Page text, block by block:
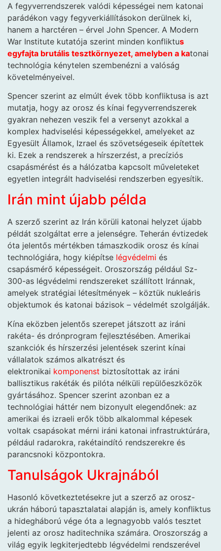
A fegyverrendszerek valódi képességei nem katonai
parádékon vagy fegyverkiállításokon derülnek ki,
hanem a harctéren – érvel John Spencer. A Modern
War Institute kutatója szerint minden konfliktus
egyfajta brutális tesztkörnyezet, amelyben a katonai
technológia kénytelen szembenézni a valóság
követelményeivel.
Spencer szerint az elmúlt évek több konfliktusa is azt
mutatja, hogy az orosz és kínai fegyverrendszerek
gyakran nehezen veszik fel a versenyt azokkal a
komplex hadviselési képességekkel, amelyeket az
Egyesült Államok, Izrael és szövetségeseik építettek
ki. Ezek a rendszerek a hírszerzést, a precíziós
csapásmérést és a hálózatba kapcsolt műveleteket
egyetlen integrált hadviselési rendszerben egyesítik.
Irán mint újabb példa
A szerző szerint az Irán körüli katonai helyzet újabb
példát szolgáltat erre a jelenségre. Teherán évtizedek
óta jelentős mértékben támaszkodik orosz és kínai
technológiára, hogy kiépítse légvédelmi és
csapásmérő képességeit. Oroszország például Sz-
300-as légvédelmi rendszereket szállított Iránnak,
amelyek stratégiai létesítmények – köztük nukleáris
objektumok és katonai bázisok – védelmét szolgálják.
Kína eközben jelentős szerepet játszott az iráni
rakéta- és drónprogram fejlesztésében. Amerikai
szankciók és hírszerzési jelentések szerint kínai
vállalatok számos alkatrészt és
elektronikai komponenst biztosítottak az iráni
ballisztikus rakéták és pilóta nélküli repülőeszközök
gyártásához. Spencer szerint azonban ez a
technológiai háttér nem bizonyult elegendőnek: az
amerikai és izraeli erők több alkalommal képesek
voltak csapásokat mérni iráni katonai infrastruktúrára,
például radarokra, rakétaindító rendszerekre és
parancsnoki központokra.
Tanulságok Ukrajnából
Hasonló következtetésekre jut a szerző az orosz-
ukrán háború tapasztalatai alapján is, amely konfliktus
a hidegháború vége óta a legnagyobb valós tesztet
jelenti az orosz haditechnika számára. Oroszország a
világ egyik legkiterjedtebb légvédelmi rendszerével